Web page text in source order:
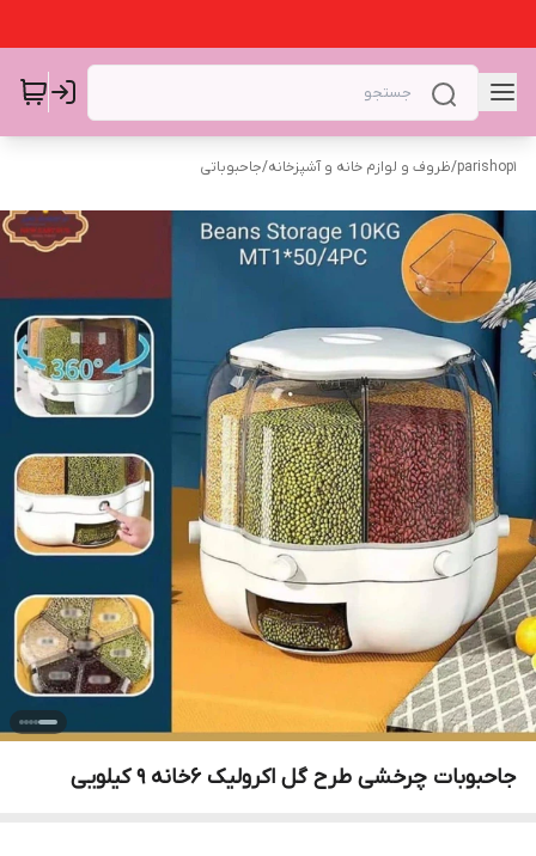
parishop1
/ظروف و لوازم خانه و آشپزخانه/جاحبوباتی
جاحبوبات چرخشی طرح گل اکرولیک ۶خانه ۹ کیلویی